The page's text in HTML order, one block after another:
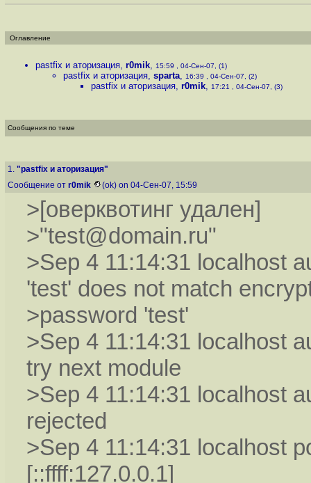
Оглавление
pastfix и аторизация, r0mik, 15:59 , 04-Сен-07, (1)
pastfix и аторизация, sparta, 16:39 , 04-Сен-07, (2)
pastfix и аторизация, r0mik, 17:21 , 04-Сен-07, (3)
Сообщения по теме
1. "pastfix и аторизация"
Сообщение от r0mik (ok) on 04-Сен-07, 15:59
>[оверквотинг удален]
>"test@domain.ru"
>Sep 4 11:14:31 localhost
'test' does not match
>password 'test'
>Sep 4 11:14:31 localhost
try next module
>Sep 4 11:14:31 localhost
rejected
>Sep 4 11:14:31 localhost
[::ffff:127.0.0.1]